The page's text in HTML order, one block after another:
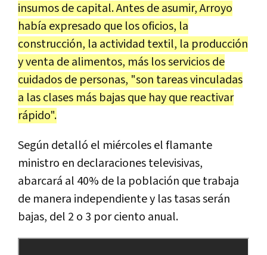
insumos de capital. Antes de asumir, Arroyo
había expresado que los oficios, la
construcción, la actividad textil, la producción
y venta de alimentos, más los servicios de
cuidados de personas, "son tareas vinculadas
a las clases más bajas que hay que reactivar
rápido".
Según detalló el miércoles el flamante
ministro en declaraciones televisivas,
abarcará al 40% de la población que trabaja
de manera independiente y las tasas serán
bajas, del 2 o 3 por ciento anual.